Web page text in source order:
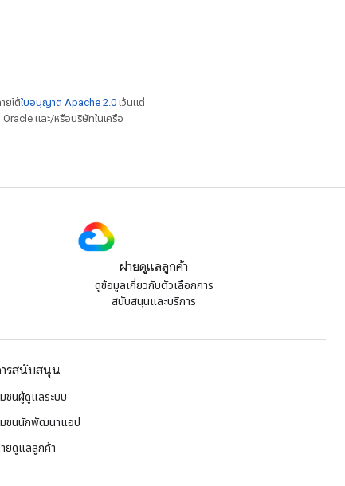
ยใต้ใบอนุญาต Apache 2.0 เว้นแต่
และ/หรือบริษัทในเครือ
ฝ่ายดูแลลูกค้า
ดูข้อมูลเกี่ยวกับตัวเลือกการ
สนับสนุนและบริการ
รสนับสนุน
ชนผู้ดูแลระบบ
ชนนักพัฒนาแอป
ยดูแลลูกค้า